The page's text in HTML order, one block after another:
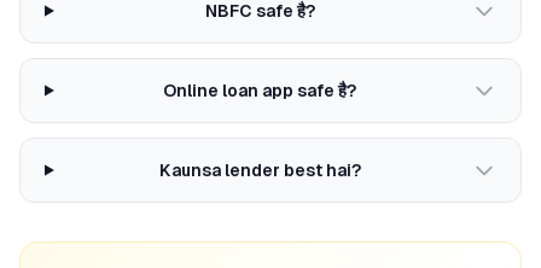
NBFC safe है?
Online loan app safe है?
Kaunsa lender best hai?